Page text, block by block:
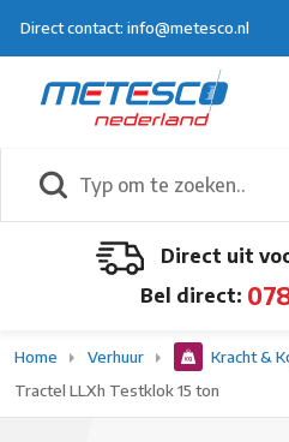
Direct contact: info@metesco.nl
Direct uit
Bel direct:
Home Verhuur Kracht &
Tractel LLXh Testklok 15 ton